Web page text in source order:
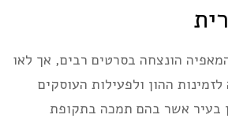
הונצחה בסרטים רבים, אך לאו
ההון ולפעילות העוסקים
בעיר אשר בהם תמכה בתקופת